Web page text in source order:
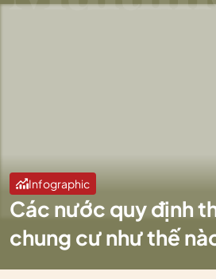
Infographic
Các nước quy định
chung cư như thế